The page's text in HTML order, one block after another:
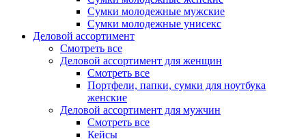
Сумки молодежные мужские
Сумки молодежные унисекс
Деловой ассортимент
Смотреть все
Деловой ассортимент для женщин
Смотреть все
Портфели, папки, сумки для ноутбука
женские
Деловой ассортимент для мужчин
Смотреть все
Кейсы